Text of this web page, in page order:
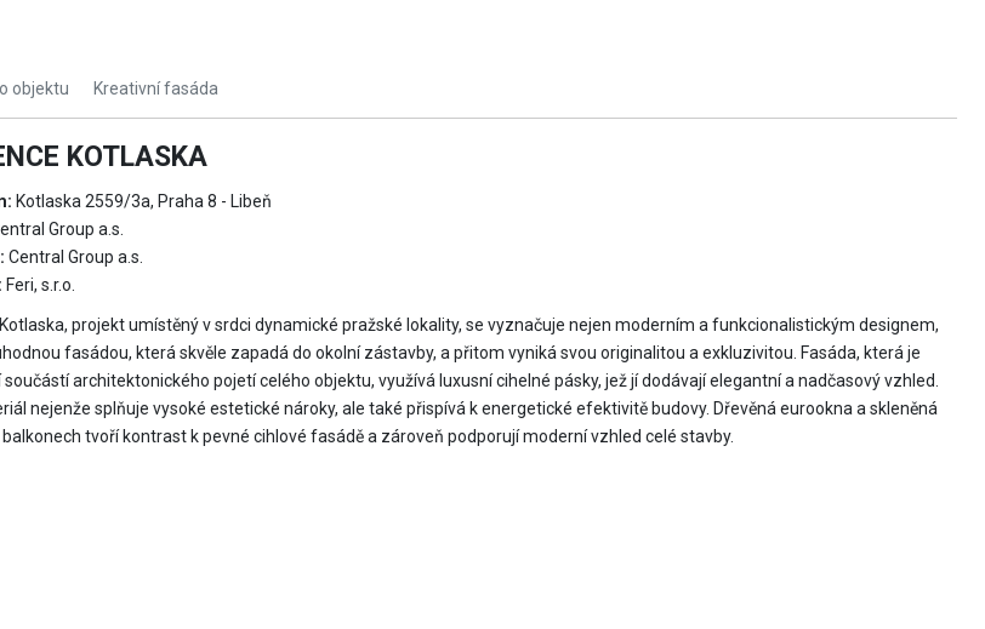
objektu Kreativní fasáda
KOTLASKA
Kotlaska 2559/3a, Praha 8 - Libeň
Group a.s.
Central Group a.s.
Feri, s.r.o.
projekt umístěný v srdci dynamické pražské lokality, se vyznačuje nejen moderním a funkcionalistickým designem,
fasádou, která skvěle zapadá do okolní zástavby, a přitom vyniká svou originalitou a exkluzivitou. Fasáda, která je
architektonického pojetí celého objektu, využívá luxusní cihelné pásky, jež jí dodávají elegantní a nadčasový vzhled.
nejenže splňuje vysoké estetické nároky, ale také přispívá k energetické efektivitě budovy. Dřevěná eurookna a skleněná
tvoří kontrast k pevné cihlové fasádě a zároveň podporují moderní vzhled celé stavby.